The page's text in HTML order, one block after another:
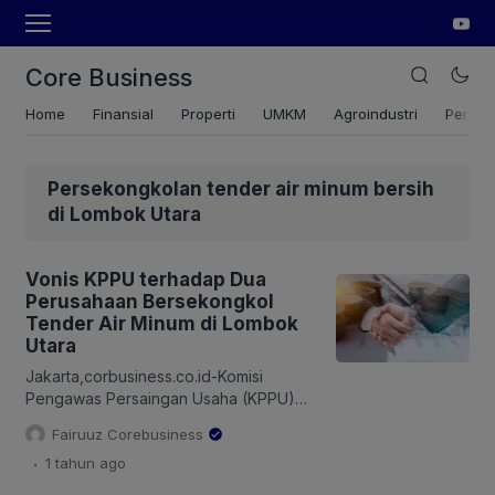
Core Business
Home Finansial Properti UMKM Agroindustri
Persekongkolan tender air minum bersih
di Lombok Utara
Vonis KPPU terhadap Dua
Perusahaan Bersekongkol
Tender Air Minum di Lombok
Utara
Jakarta,corbusiness.co.id-Komisi
Pengawas Persaingan Usaha (KPPU)
menjatuhkan sanksi tegas terhadap
dua pelaku usaha yang terbukti
melakukan persekongkolan dalam
Fairuuz Corebusiness
. 1 tahun ago